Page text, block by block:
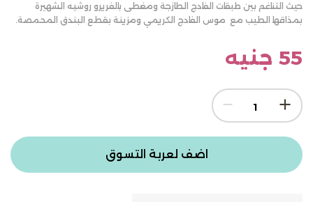
أتصل بنا
تسجيل الدخول
حيث التناغم بين طبقات الفادج الطازجة ومغطى بالفريرو روشيه الشهيرة
بمذاقها الطيب مع موس الفادج الكريمي ومزينة بقطع البندق المحمصة.
55 جنيه
اضف لعربة التسوق